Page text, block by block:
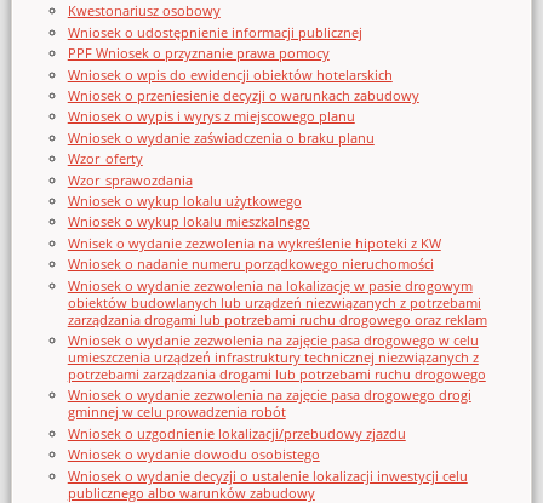
Kwestonariusz osobowy
Wniosek o udostępnienie informacji publicznej
PPF Wniosek o przyznanie prawa pomocy
Wniosek o wpis do ewidencji obiektów hotelarskich
Wniosek o przeniesienie decyzji o warunkach zabudowy
Wniosek o wypis i wyrys z miejscowego planu
Wniosek o wydanie zaświadczenia o braku planu
Wzor_oferty
Wzor_sprawozdania
Wniosek o wykup lokalu użytkowego
Wniosek o wykup lokalu mieszkalnego
Wnisek o wydanie zezwolenia na wykreślenie hipoteki z KW
Wniosek o nadanie numeru porządkowego nieruchomości
Wniosek o wydanie zezwolenia na lokalizację w pasie drogowym
obiektów budowlanych lub urządzeń niezwiązanych z potrzebami
zarządzania drogami lub potrzebami ruchu drogowego oraz reklam
Wniosek o wydanie zezwolenia na zajęcie pasa drogowego w celu
umieszczenia urządzeń infrastruktury technicznej niezwiązanych z
potrzebami zarządzania drogami lub potrzebami ruchu drogowego
Wniosek o wydanie zezwolenia na zajęcie pasa drogowego drogi
gminnej w celu prowadzenia robót
Wniosek o uzgodnienie lokalizacji/przebudowy zjazdu
Wniosek o wydanie dowodu osobistego
Wniosek o wydanie decyzji o ustalenie lokalizacji inwestycji celu
publicznego albo warunków zabudowy